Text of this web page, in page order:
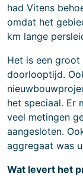
had Vitens
omdat het
km lange
Het is een
doorlooptijd.
het speciaal. Er
veel metingen
aangesloten.
aggregaat was
Wat levert het